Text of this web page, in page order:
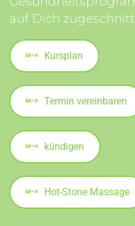
auf Dich
Kursplan
Termin vereinbaren
kündigen
Hot-Stone Massage